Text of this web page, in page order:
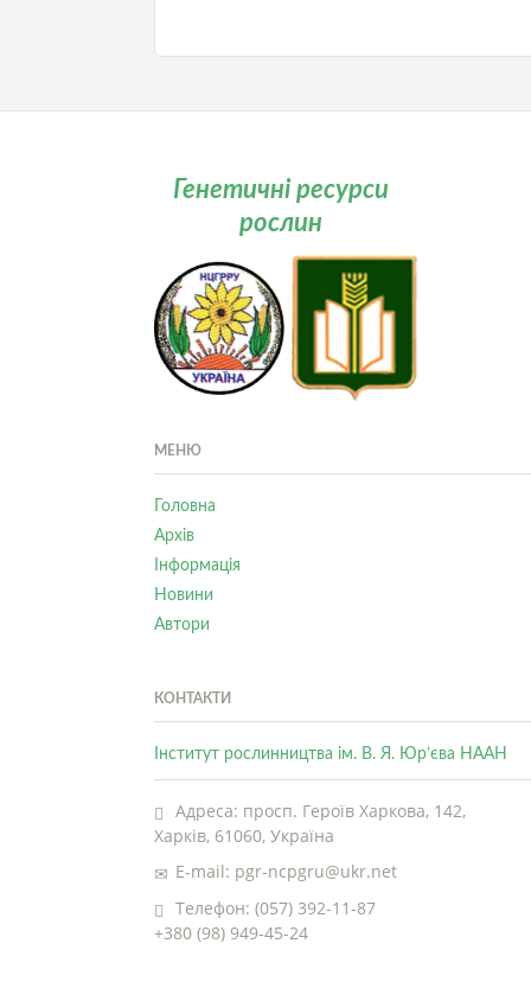
Генетичні ресурси
рослин
МЕНЮ
Головна
Архів
Інформація
Новини
Автори
КОНТАКТИ
Інститут рослинництва ім. В. Я. Юр’єва НААН
Адреса: просп. Героїв Харкова, 142,
Харків, 61060, Україна
E-mail: pgr-ncpgru@ukr.net
Телефон: (057) 392-11-87
+380 (98) 949-45-24